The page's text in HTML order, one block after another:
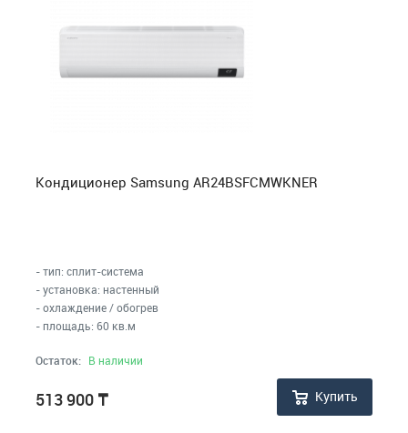
Кондиционер Samsung AR24BSFCMWKNER
- тип: сплит-система
- установка: настенный
- охлаждение / обогрев
- площадь: 60 кв.м
Остаток: В наличии
513 900 ₸ Купить